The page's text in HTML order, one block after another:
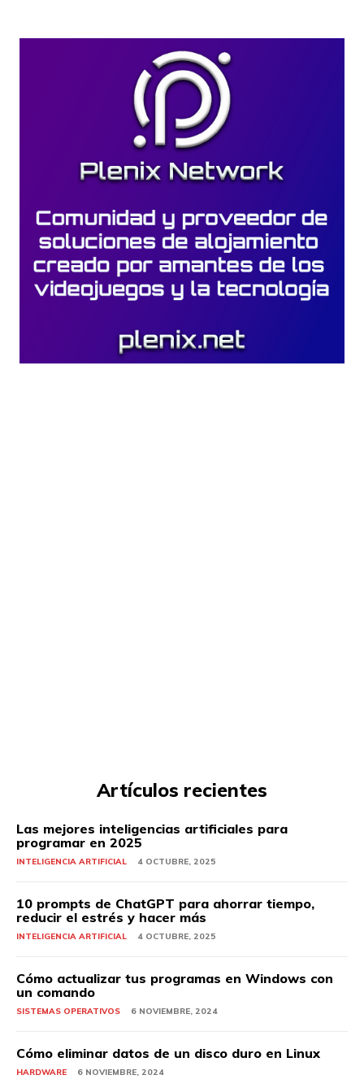
Artículos recientes
Las mejores inteligencias artificiales para
programar en 2025
INTELIGENCIA ARTIFICIAL 4 OCTUBRE, 2025
10 prompts de ChatGPT para ahorrar tiempo,
reducir el estrés y hacer más
INTELIGENCIA ARTIFICIAL 4 OCTUBRE, 2025
Cómo actualizar tus programas en Windows con
un comando
SISTEMAS OPERATIVOS 6 NOVIEMBRE, 2024
Cómo eliminar datos de un disco duro en Linux
HARDWARE 6 NOVIEMBRE, 2024